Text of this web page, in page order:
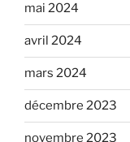
mai 2024
avril 2024
mars 2024
décembre 2023
novembre 2023